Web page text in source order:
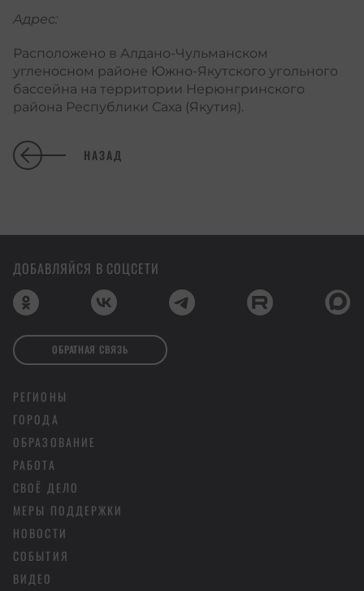
Адрес:
Расположено в Алдано-Чульманском
угленосном районе Южно-Якутского угольного
бассейна на территории Нерюнгринского
района Республики Саха (Якутия).
НАЗАД
РЕГИОНЫ
ГОРОДА
ОБРАЗОВАНИЕ
РАБОТА
СВОЁ ДЕЛО
МЕРЫ ПОДДЕРЖКИ
НОВОСТИ
СОБЫТИЯ
ВИДЕО
ДОБАВЛЯЙСЯ В СОЦСЕТИ
ОБРАТНАЯ СВЯЗЬ